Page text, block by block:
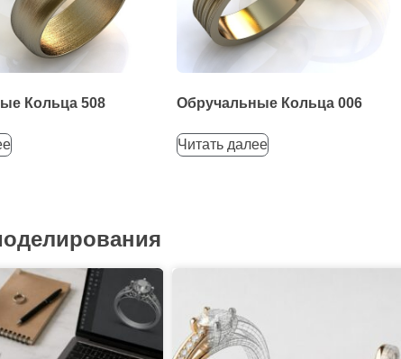
Кольца 508 Обручальные Кольца 006
Читать далее